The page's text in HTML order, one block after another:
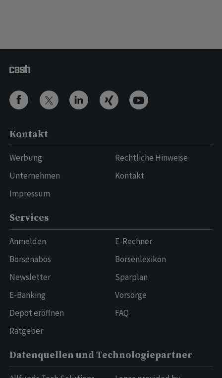
Kontakt
Werbung
Unternehmen
Impressum
Rechtliche Hinweise
Kontakt
Services
Anmelden
Börsenabos
Newsletter
E-Banking
Depot eröffnen
Ratgeber
E-Rechner
Börsenlexikon
Sparplan
Vorsorge
FAQ
Datenquellen und Technologiepartner